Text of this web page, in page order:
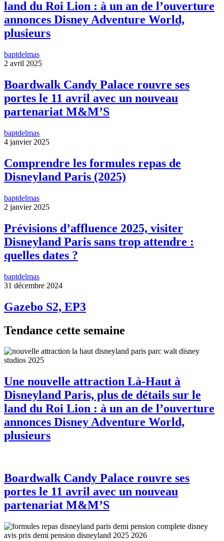
land du Roi Lion : à un an de l’ouverture
annonces Disney Adventure World,
plusieurs
baptdelmas
2 avril 2025
Boardwalk Candy Palace rouvre ses
portes le 11 avril avec un nouveau
partenariat M&M’S
baptdelmas
4 janvier 2025
Comprendre les formules repas de
Disneyland Paris (2025)
baptdelmas
2 janvier 2025
Prévisions d’affluence 2025, visiter
Disneyland Paris sans trop attendre :
quelles dates ?
baptdelmas
31 décembre 2024
Gazebo S2, EP3
Tendance cette semaine
Une nouvelle attraction Là-Haut à
Disneyland Paris, plus de détails sur le
land du Roi Lion : à un an de l’ouverture
annonces Disney Adventure World,
plusieurs
Boardwalk Candy Palace rouvre ses
portes le 11 avril avec un nouveau
partenariat M&M’S